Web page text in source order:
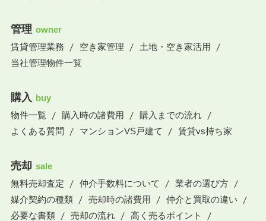
管理 owner
賃貸管理業務
空き家管理
土地・空き家活用
当社管理物件一覧
購入 buy
物件一覧
購入時の諸費用
購入までの流れ
よくある質問
マンションVS戸建て 賃貸vs持ち家
売却 sale
無料売却査定
仲介手数料について
業者の選び方
媒介契約の種類
売却時の諸費用
仲介と買取の違い
必要な書類
売却の流れ
高く売るポイント